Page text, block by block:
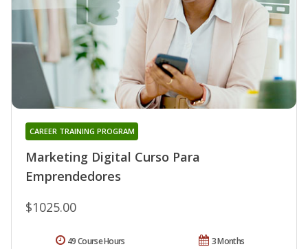
Marketing Digital Curso Para
Emprendedores
CAREER TRAINING PROGRAM
$1025.00
3 Months
49 Course Hours